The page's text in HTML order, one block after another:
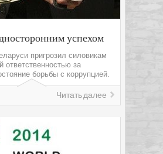
успехом
пригрозил силовикам
ответственностью за
борьбы с коррупцией.
Читать далее